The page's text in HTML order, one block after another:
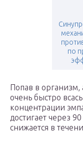
по
Попав в организм,
очень быстро
концентрации
достигает через
снижается в